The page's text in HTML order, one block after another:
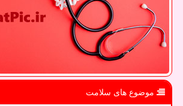
موضوع های سلامت